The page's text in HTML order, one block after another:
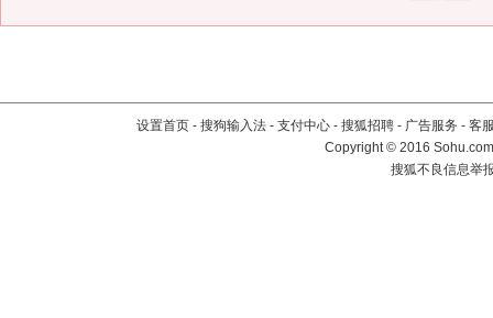
设置首页 - 搜狗输入法 - 支付中心 - 搜狐招聘 - 广告服务 - 客
Copyright©2016
搜狐不良信息举